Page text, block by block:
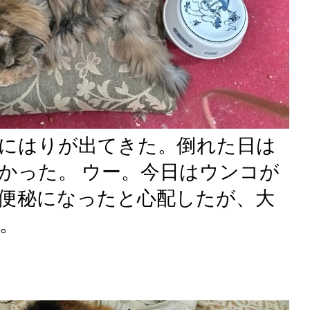
はりが出てきた。倒れた日は
った。 ウー。今日はウンコが
秘になったと心配したが、大